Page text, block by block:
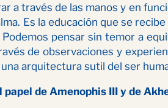
a través de las manos y en
Es la educación que se
pensar sin temor a
de observaciones y
arquitectura sutil del ser
papel de Amenophis III y de